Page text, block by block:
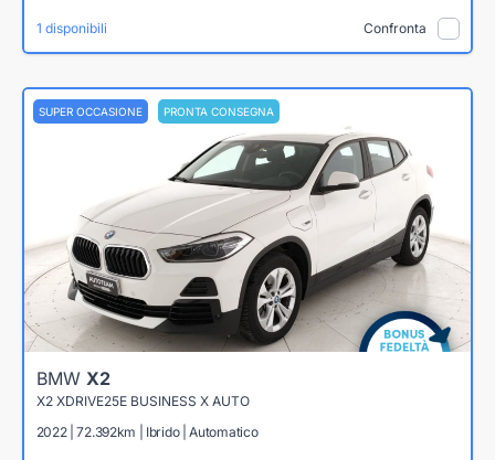
1 disponibili Confronta
SUPER OCCASIONE PRONTA CONSEGNA
BMW X2
X2 XDRIVE25E BUSINESS X AUTO
2022 | 72.392km | Ibrido | Automatico